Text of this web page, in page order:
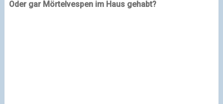
Oder gar Mörtelvespen im Haus gehabt?